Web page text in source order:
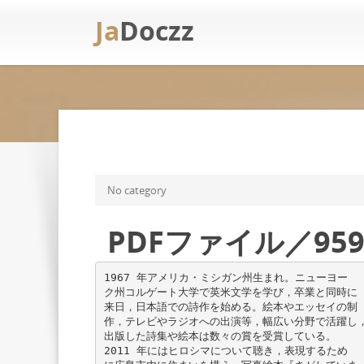
JaDoczz
No category
PDFファイル／
1967 年アメリカ・ミシガン州生まれ。ニューヨー
ク州コルゲート大学で英米文学を学び，卒業と同時に
来日，日本語での詩作を始める。絵本やエッセイの制
作，テレビやラジオへの出演等，幅広い分野で活躍し
出版した詩集や絵本は数々の賞を受賞している。
2011 年にはヒロシマについて聴き，表現するため